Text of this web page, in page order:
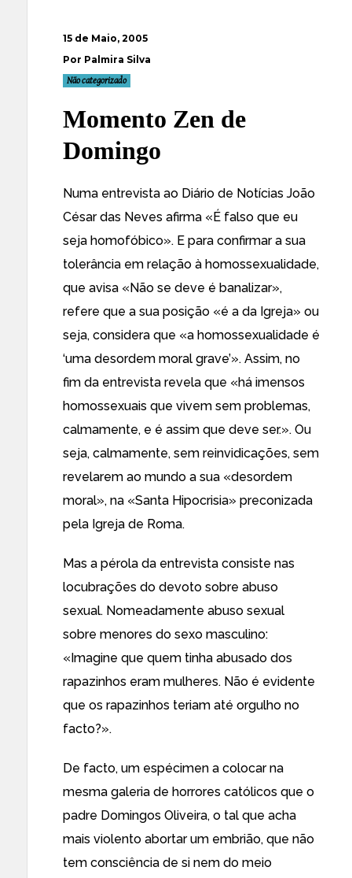
15 de Maio, 2005
Por Palmira Silva
Não categorizado
Momento Zen de
Domingo
Numa entrevista ao Diário de Notícias João
César das Neves afirma «É falso que eu
seja homofóbico». E para confirmar a sua
tolerância em relação à homossexualidade,
que avisa «Não se deve é banalizar»,
refere que a sua posição «é a da Igreja» ou
seja, considera que «a homossexualidade é
‘uma desordem moral grave’». Assim, no
fim da entrevista revela que «há imensos
homossexuais que vivem sem problemas,
calmamente, e é assim que deve ser.». Ou
seja, calmamente, sem reinvidicações, sem
revelarem ao mundo a sua «desordem
moral», na «Santa Hipocrisia» preconizada
pela Igreja de Roma.
Mas a pérola da entrevista consiste nas
locubrações do devoto sobre abuso
sexual. Nomeadamente abuso sexual
sobre menores do sexo masculino:
«Imagine que quem tinha abusado dos
rapazinhos eram mulheres. Não é evidente
que os rapazinhos teriam até orgulho no
facto?».
De facto, um espécimen a colocar na
mesma galeria de horrores católicos que o
padre Domingos Oliveira, o tal que acha
mais violento abortar um embrião, que não
tem consciência de si nem do meio